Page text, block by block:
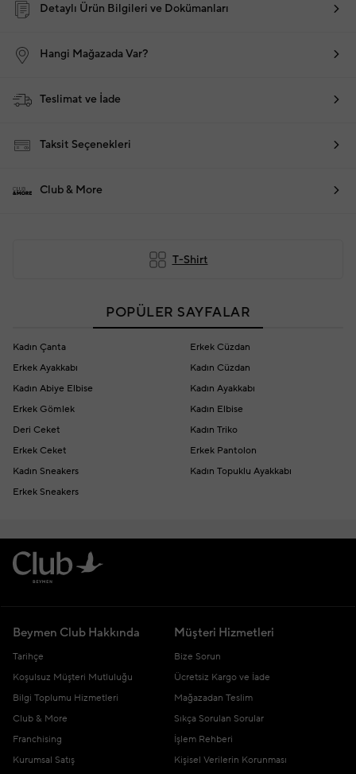
Detaylı Ürün Bilgileri ve Dokümanları
Hangi Mağazada Var?
Teslimat ve İade
Taksit Seçenekleri
Club & More
T-Shirt
POPÜLER SAYFALAR
Kadın Çanta
Erkek Cüzdan
Erkek Ayakkabı
Kadın Cüzdan
Kadın Abiye Elbise
Kadın Ayakkabı
Erkek Gömlek
Kadın Elbise
Deri Ceket
Kadın Triko
Erkek Ceket
Erkek Pantolon
Kadın Sneakers
Kadın Topuklu Ayakkabı
Erkek Sneakers
Beymen Club Hakkında
Tarihçe
Koşulsuz Müşteri Mutluluğu
Bilgi Toplumu Hizmetleri
Club & More
Franchising
Kurumsal Satış
Müşteri Hizmetleri
Bize Sorun
Ücretsiz Kargo ve İade
Mağazadan Teslim
Sıkça Sorulan Sorular
İşlem Rehberi
Kişisel Verilerin Korunması